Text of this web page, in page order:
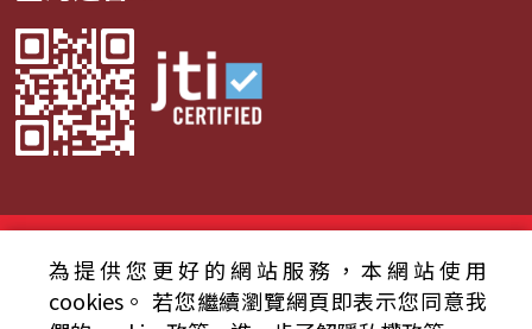
© 2024財團法人中央廣播電臺 版權所有
資通安全政策聲明
服務條款 隱私權條款
為提供您更好的網站服務，本網站使用
cookies。 若您繼續瀏覽網頁即表示您同意我